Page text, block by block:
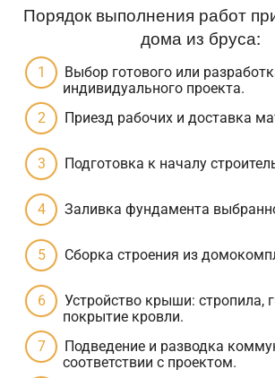
Порядок выполнения работ
дома из бруса:
Выбор готового или
индивидуального проекта.
Приезд рабочих и доставка
Подготовка к началу
Заливка фундамента
Сборка строения из
Устройство крыши: стропила,
покрытие кровли.
Подведение и разводка
соответствии с проектом.